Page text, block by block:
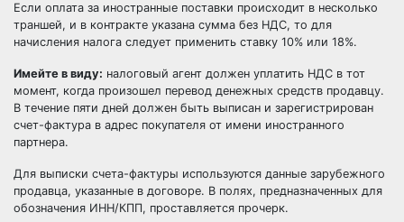
Если оплата за иностранные поставки происходит в несколько
траншей, и в контракте указана сумма без НДС, то для
начисления налога следует применить ставку 10% или 18%.
Имейте в виду: налоговый агент должен уплатить НДС в тот
момент, когда произошел перевод денежных средств продавцу.
В течение пяти дней должен быть выписан и зарегистрирован
счет-фактура в адрес покупателя от имени иностранного
партнера.
Для выписки счета-фактуры используются данные зарубежного
продавца, указанные в договоре. В полях, предназначенных для
обозначения ИНН/КПП, проставляется прочерк.